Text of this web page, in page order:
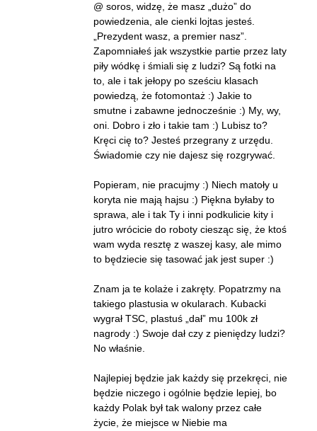
@ soros, widzę, że masz „dużo” do
powiedzenia, ale cienki lojtas jesteś.
„Prezydent wasz, a premier nasz”.
Zapomniałeś jak wszystkie partie przez laty
piły wódkę i śmiali się z ludzi? Są fotki na
to, ale i tak jełopy po sześciu klasach
powiedzą, że fotomontaż :) Jakie to
smutne i zabawne jednocześnie :) My, wy,
oni. Dobro i zło i takie tam :) Lubisz to?
Kręci cię to? Jesteś przegrany z urzędu.
Świadomie czy nie dajesz się rozgrywać.
Popieram, nie pracujmy :) Niech matoły u
koryta nie mają hajsu :) Piękna byłaby to
sprawa, ale i tak Ty i inni podkulicie kity i
jutro wrócicie do roboty ciesząc się, że ktoś
wam wyda resztę z waszej kasy, ale mimo
to będziecie się tasować jak jest super :)
Znam ja te kolaże i zakręty. Popatrzmy na
takiego plastusia w okularach. Kubacki
wygrał TSC, plastuś „dał” mu 100k zł
nagrody :) Swoje dał czy z pieniędzy ludzi?
No właśnie.
Najlepiej będzie jak każdy się przekręci, nie
będzie niczego i ogólnie będzie lepiej, bo
każdy Polak był tak walony przez całe
życie, że miejsce w Niebie ma